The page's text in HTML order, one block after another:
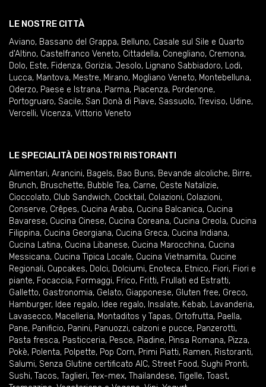
LE NOSTRE CITTÀ
Aviano, Bassano del Grappa, Belluno, Casale sul Sile e Quarto
d'Altino, Castelfranco Veneto, Cittadella, Conegliano, Cremona,
Dolo, Este, Fidenza, Gorizia, Jesolo, Lignano Sabbiadoro, Lodi,
Lucca, Mantova, Mestre, Mirano, Mogliano Veneto, Montebelluna,
Oderzo, Paese e Istrana, Parma, Piacenza, Pordenone,
Portogruaro, Sacile, San Donà di Piave, Sassuolo, Treviso, Udine,
Vercelli, Vicenza, Vittorio Veneto
LE SPECIALITÀ DEI NOSTRI RISTORANTI
Alimentari, Arancini, Bagels, Bao Buns, Bevande alcoliche, Birre,
Brunch, Bruschette, Bubble Tea, Carne, Ceste Natalizie,
Cioccolato, Club Sandwich, Cocktail , Colazioni, Colazioni,
Conserve, Crêpes, Cucina Araba, Cucina Balcanica, Cucina
Bavarese, Cucina Cinese, Cucina Coreana, Cucina Creola, Cucina
Filippina, Cucina Georgiana, Cucina Greca, Cucina Indiana,
Cucina Latina, Cucina Libanese, Cucina Marocchina, Cucina
Messicana, Cucina Tipica Locale, Cucina Vietnamita, Cucine
Regionali, Cupcakes, Dolci, Dolciumi, Enoteca, Etnico, Fiori, Fiori e
piante, Focaccia, Formaggi, Frico, Fritti, Frullati ed Estratti,
Galletto, Gastronomia, Gelato, Giapponese, Gluten free, Greco,
Hamburger, Idee regalo, Idee regalo, Insalate, Kebab, Lavanderia,
Lavasecco, Macelleria, Montaditos y Tapas, Ortofrutta, Paella,
Pane, Panificio, Panini, Panuozzi, calzoni e pucce, Panzerotti,
Pasta fresca, Pasticceria, Pesce, Piadine, Pinsa Romana, Pizza,
Pokè, Polenta, Polpette, Pop Corn, Primi Piatti, Ramen, Ristoranti,
Salumi, Senza Glutine certificato AIC, Street Food, Sughi Pronti,
Sushi, Tacos, Taglieri, Tex-mex, Thailandese, Tigelle, Toast,